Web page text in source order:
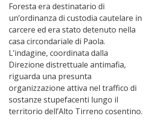
Foresta era destinatario di
un’ordinanza di custodia cautelare in
carcere ed era stato detenuto nella
casa circondariale di Paola.
L’indagine, coordinata dalla
Direzione distrettuale antimafia,
riguarda una presunta
organizzazione attiva nel traffico di
sostanze stupefacenti lungo il
territorio dell’Alto Tirreno cosentino.